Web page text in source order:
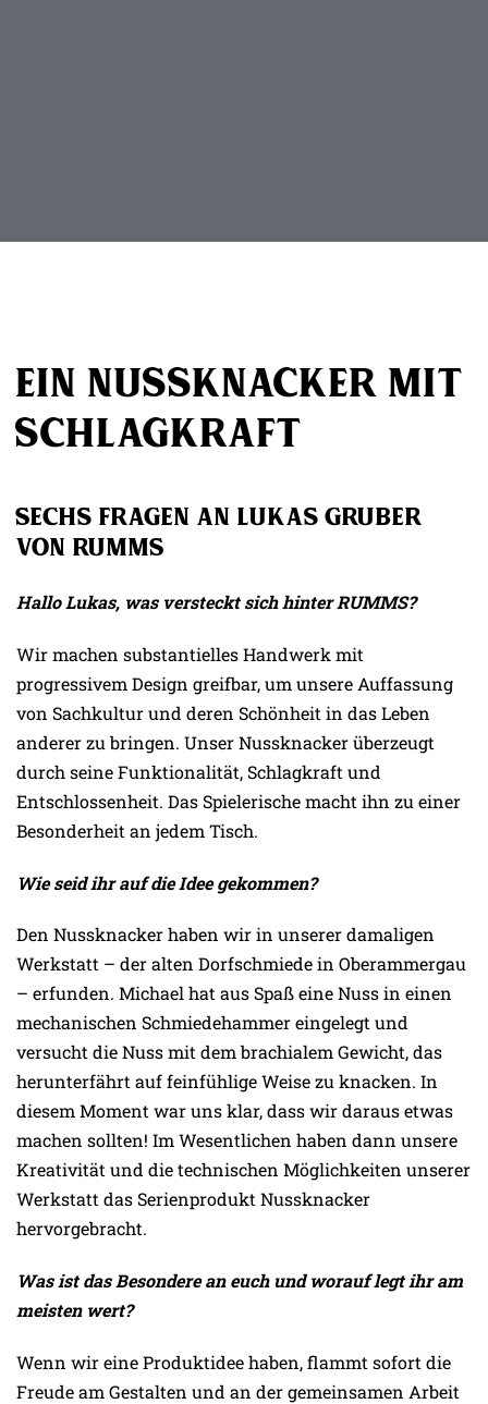
Ein Nussknacker mit
Schlagkraft
Sechs Fragen an Lukas Gruber
von RUMMS
Hallo Lukas, was versteckt sich hinter RUMMS?
Wir machen substantielles Handwerk mit
progressivem Design greifbar, um unsere Auffassung
von Sachkultur und deren Schönheit in das Leben
anderer zu bringen. Unser Nussknacker überzeugt
durch seine Funktionalität, Schlagkraft und
Entschlossenheit. Das Spielerische macht ihn zu einer
Besonderheit an jedem Tisch.
Wie seid ihr auf die Idee gekommen?
Den Nussknacker haben wir in unserer damaligen
Werkstatt – der alten Dorfschmiede in Oberammergau
– erfunden. Michael hat aus Spaß eine Nuss in einen
mechanischen Schmiedehammer eingelegt und
versucht die Nuss mit dem brachialem Gewicht, das
herunterfährt auf feinfühlige Weise zu knacken. In
diesem Moment war uns klar, dass wir daraus etwas
machen sollten! Im Wesentlichen haben dann unsere
Kreativität und die technischen Möglichkeiten unserer
Werkstatt das Serienprodukt Nussknacker
hervorgebracht.
Was ist das Besondere an euch und worauf legt ihr am
meisten wert?
Wenn wir eine Produktidee haben, flammt sofort die
Freude am Gestalten und an der gemeinsamen Arbeit
Beitragsnavigation